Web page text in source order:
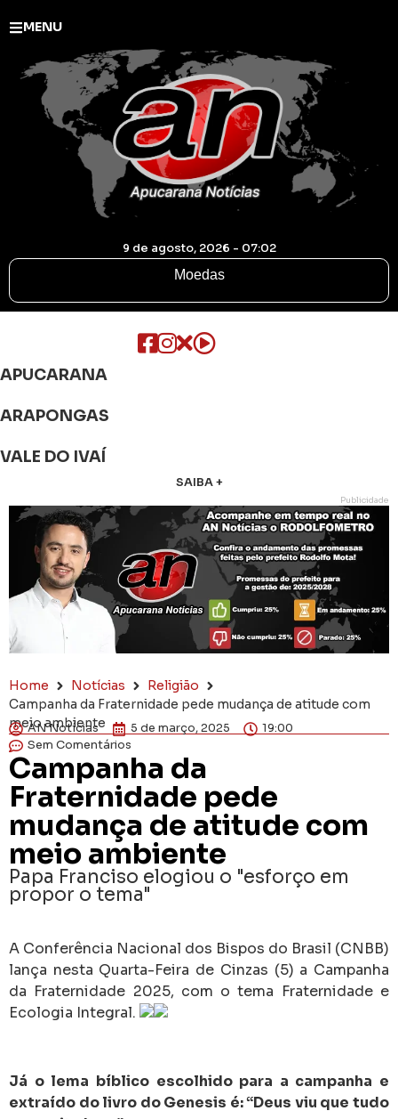
MENU
9 de agosto, 2026 - 07:02
Moedas
APUCARANA
ARAPONGAS
VALE DO IVAÍ
SAIBA +
Publicidade
Home Notícias
Religião
Campanha da Fraternidade pede mudança de atitude com
meio ambiente
AN Notícias 5 de março, 2025
19:00
Sem Comentários
Campanha da
Fraternidade pede
mudança de atitude com
meio ambiente
Papa Franciso elogiou o "esforço em
propor o tema"
A Conferência Nacional dos Bispos do Brasil (CNBB)
lança nesta Quarta-Feira de Cinzas (5) a Campanha
da Fraternidade 2025, com o tema Fraternidade e
Ecologia Integral.
Já o lema bíblico escolhido para a campanha e
extraído do livro do Genesis é: “Deus viu que tudo